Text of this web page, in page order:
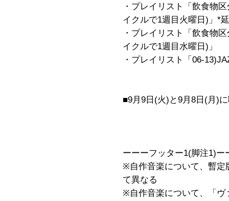
・プレイリスト「飲食物
イクルで1週目火曜日)」*
・プレイリスト「飲食物
イクルで1週目水曜日)」
・プレイリスト「06-
■9月9日(火)と9月8日(月)
ーーーフッター1(脚注1)ー
※自作音楽について、暫定
て異なる
※自作音楽について、「ヴ